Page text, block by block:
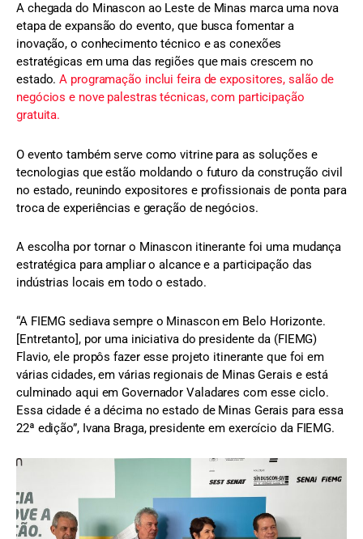
A chegada do Minascon ao Leste de Minas marca uma nova
etapa de expansão do evento, que busca fomentar a
inovação, o conhecimento técnico e as conexões
estratégicas em uma das regiões que mais crescem no
estado.A programação inclui feira de expositores, salão de
negócios e nove palestras técnicas, com participação
gratuita.
O evento também serve como vitrine para as soluções e
tecnologias que estão moldando o futuro da construção civil
no estado, reunindo expositores e profissionais de ponta para
troca de experiências e geração de negócios.
A escolha por tornar o Minascon itinerante foi uma mudança
estratégica para ampliar o alcance e a participação das
indústrias locais em todo o estado.
“A FIEMG sediava sempre o Minascon em Belo Horizonte.
[Entretanto], por uma iniciativa do presidente da (FIEMG)
Flavio, ele propôs fazer esse projeto itinerante que foi em
várias cidades, em várias regionais de Minas Gerais e está
culminado aqui em Governador Valadares com esse ciclo.
Essa cidade é a décima no estado de Minas Gerais para essa
22ª edição”, Ivana Braga, presidente em exercício da FIEMG.